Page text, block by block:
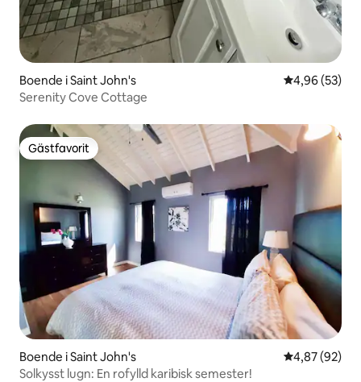
Boende i Saint John's 4,96 av 5 i
4,96 (53)
Serenity Cove Cottage
Gästfavorit
Gästfavorit
Boende i Saint John's 4,87 av 5 i
4,87 (92)
Solkysst lugn: En rofylld karibisk semester!